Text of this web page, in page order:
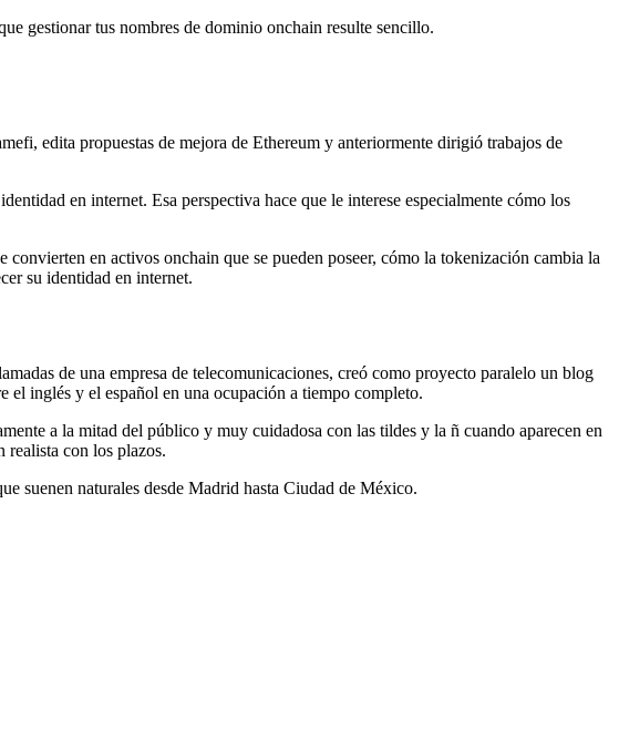
gestionar tus nombres de dominio onchain resulte sencillo.
edita propuestas de mejora de Ethereum y anteriormente dirigió trabajos de
en internet. Esa perspectiva hace que le interese especialmente cómo los
en activos onchain que se pueden poseer, cómo la tokenización cambia la
su identidad en internet.
de una empresa de telecomunicaciones, creó como proyecto paralelo un blog
el inglés y el español en una ocupación a tiempo completo.
a la mitad del público y muy cuidadosa con las tildes y la ñ cuando aparecen en
realista con los plazos.
suenen naturales desde Madrid hasta Ciudad de México.